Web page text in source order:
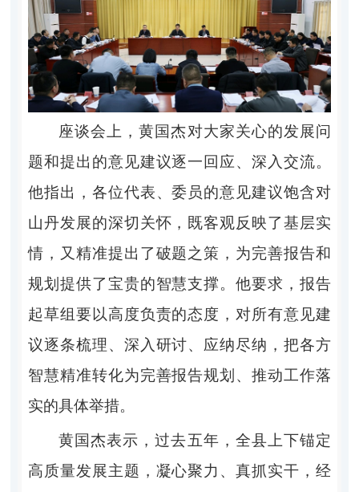
座谈会上，黄国杰对大家关心的发展问
题和提出的意见建议逐一回应、深入交流。
他指出，各位代表、委员的意见建议饱含对
山丹发展的深切关怀，既客观反映了基层实
情，又精准提出了破题之策，为完善报告和
规划提供了宝贵的智慧支撑。他要求，报告
起草组要以高度负责的态度，对所有意见建
议逐条梳理、深入研讨、应纳尽纳，把各方
智慧精准转化为完善报告规划、推动工作落
实的具体举措。
黄国杰表示，过去五年，全县上下锚定
高质量发展主题，凝心聚力、真抓实干，经